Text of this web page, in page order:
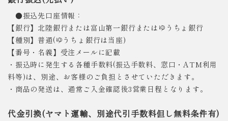
●振込先口座情報：
【銀行】北陸銀行または富山第一銀行またはゆうちょ銀行
【種別】普通(ゆうちょ銀行は当座)
【番号・名義】受注メールに記載
・振込時に発生する各種手数料(振込手数料、窓口・ATM利用
料等)は、別途、お客様のご負担とさせていただきます。
・商品の発送は、通常ご入金確認後3営業日程となります。
代金引換(ヤマト運輸、別途代引手数料但し無料条件有)